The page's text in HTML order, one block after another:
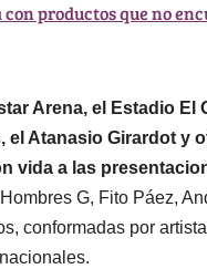
productos que no
Arena, el Estadio El
el Atanasio Girardot y
vida a las
G, Fito Páez,
conformadas por